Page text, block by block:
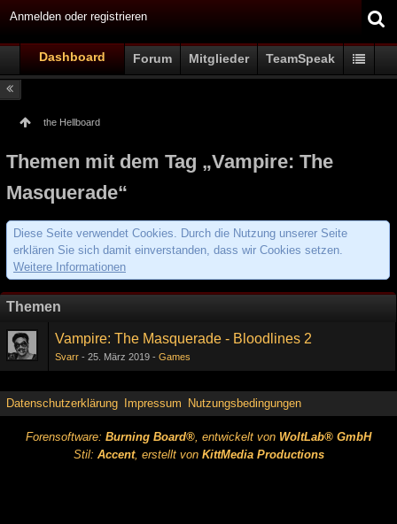
Anmelden oder registrieren
Dashboard Forum Mitglieder TeamSpeak
the Hellboard
Themen mit dem Tag „Vampire: The
Masquerade“
Diese Seite verwendet Cookies. Durch die Nutzung unserer Seite
erklären Sie sich damit einverstanden, dass wir Cookies setzen.
Weitere Informationen
Themen
Vampire: The Masquerade - Bloodlines 2
Svarr 25. März 2019 Games
Datenschutzerklärung Impressum Nutzungsbedingungen
Forensoftware: Burning Board®, entwickelt von WoltLab® GmbH
Stil: Accent, erstellt von KittMedia Productions